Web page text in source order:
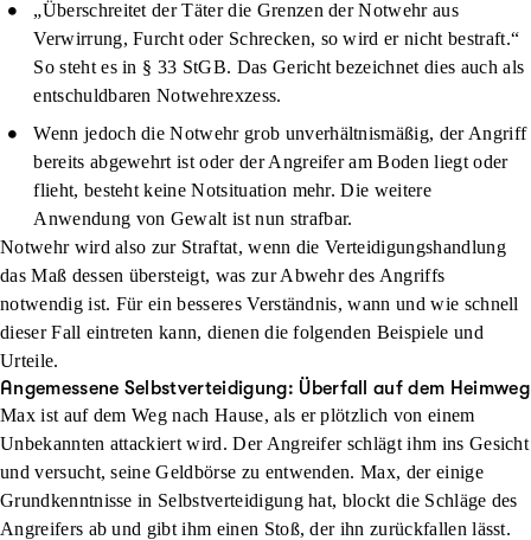
„Überschreitet der Täter die Grenzen der Notwehr aus
Verwirrung, Furcht oder Schrecken, so wird er nicht bestraft.“
So steht es in § 33 StGB. Das Gericht bezeichnet dies auch als
entschuldbaren Notwehrexzess.
Wenn jedoch die Notwehr grob unverhältnismäßig, der Angriff
bereits abgewehrt ist oder der Angreifer am Boden liegt oder
flieht, besteht keine Notsituation mehr. Die weitere
Anwendung von Gewalt ist nun strafbar.
Notwehr wird also zur Straftat, wenn die Verteidigungshandlung
das Maß dessen übersteigt, was zur Abwehr des Angriffs
notwendig ist. Für ein besseres Verständnis, wann und wie schnell
dieser Fall eintreten kann, dienen die folgenden Beispiele und
Urteile.
Angemessene Selbstverteidigung: Überfall auf dem Heimweg
Max ist auf dem Weg nach Hause, als er plötzlich von einem
Unbekannten attackiert wird. Der Angreifer schlägt ihm ins Gesicht
und versucht, seine Geldbörse zu entwenden. Max, der einige
Grundkenntnisse in Selbstverteidigung hat, blockt die Schläge des
Angreifers ab und gibt ihm einen Stoß, der ihn zurückfallen lässt.